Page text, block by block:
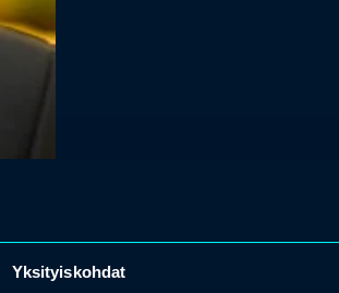
Yksityiskohdat